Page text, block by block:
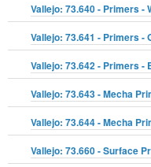
Vallejo: 73.640 - Primers -
Vallejo: 73.641 - Primers -
Vallejo: 73.642 - Primers -
Vallejo: 73.643 - Mecha
Vallejo: 73.644 - Mecha
Vallejo: 73.660 - Surface